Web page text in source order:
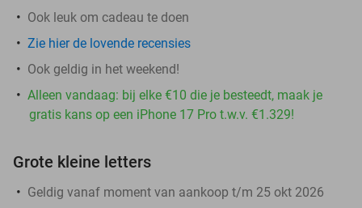
Ook leuk om cadeau te doen
Zie hier de lovende recensies
Ook geldig in het weekend!
Alleen vandaag: bij elke €10 die je besteedt, maak je
gratis kans op een iPhone 17 Pro t.w.v. €1.329!
Grote kleine letters
Geldig vanaf moment van aankoop t/m 25 okt 2026